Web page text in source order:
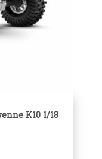
K10 1/18